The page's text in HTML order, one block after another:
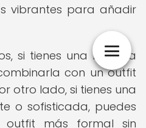
vibrantes para añadir
si tienes una mochila
con un outfit
otro lado, si tienes una
o sofisticada, puedes
outfit más formal sin